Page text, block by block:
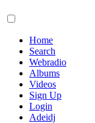
Home
Search
Webradio
Albums
Videos
Sign Up
Login
Adeidj